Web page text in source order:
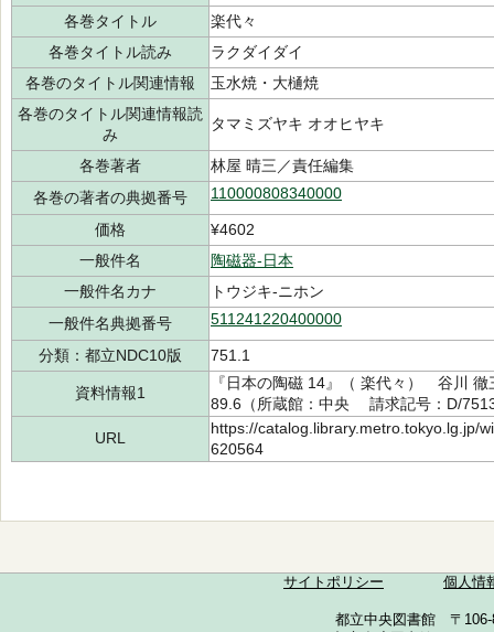
各巻タイトル
楽代々
各巻タイトル読み
ラクダイダイ
各巻のタイトル関連情報
玉水焼・大樋焼
各巻のタイトル関連情報読
み
タマミズヤキ オオヒヤキ
各巻著者
林屋 晴三／責任編集
各巻の著者の典拠番号
110000808340000
価格
¥4602
一般件名
陶磁器-日本
一般件名カナ
トウジキ-ニホン
一般件名典拠番号
511241220400000
分類：都立NDC10版 751.1
資料情報1
『日本の陶磁 14』（ 楽代々） 谷川
89.6（所蔵館：中央 請求記号：D/
URL
https://catalog.library.metro.tokyo.lg.jp/
620564
サイトポリシー 個人情
都立中央図書館 〒